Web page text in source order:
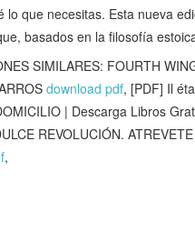
lo que necesitas. Esta nueva
basados en la filosofía
SIMILARES: FOURTH
download pdf, [PDF] Il
| Descarga Libros
REVOLUCIÓN.
,